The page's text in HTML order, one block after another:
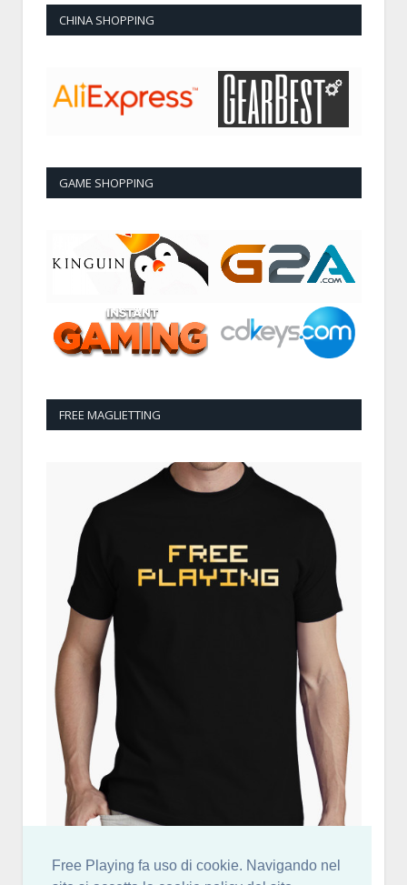
Free Playing fa uso di cookie. Navigando nel
CHINA SHOPPING
GAME SHOPPING
FREE MAGLIETTING